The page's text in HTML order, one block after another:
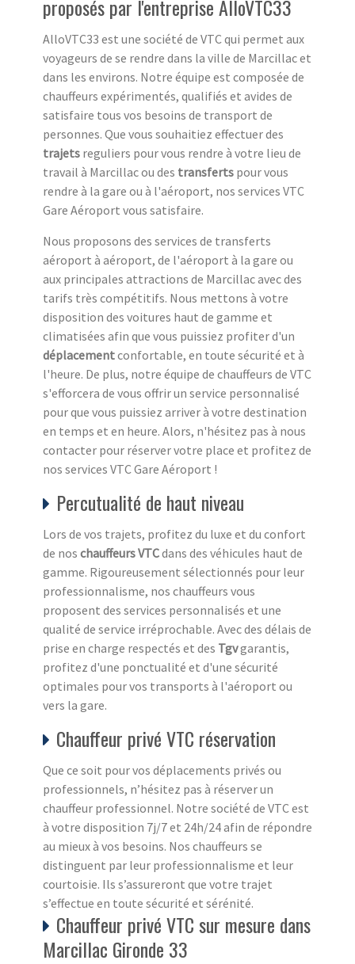
proposés par l'entreprise AlloVTC33
AlloVTC33 est une société de VTC qui permet aux
voyageurs de se rendre dans la ville de Marcillac et
dans les environs. Notre équipe est composée de
chauffeurs expérimentés, qualifiés et avides de
satisfaire tous vos besoins de transport de
personnes. Que vous souhaitiez effectuer des
trajets reguliers pour vous rendre à votre lieu de
travail à Marcillac ou des transferts pour vous
rendre à la gare ou à l'aéroport, nos services VTC
Gare Aéroport vous satisfaire.
Nous proposons des services de transferts
aéroport à aéroport, de l'aéroport à la gare ou
aux principales attractions de Marcillac avec des
tarifs très compétitifs. Nous mettons à votre
disposition des voitures haut de gamme et
climatisées afin que vous puissiez profiter d'un
déplacementconfortable, en toute sécurité et à
l'heure. De plus, notre équipe de chauffeurs de VTC
s'efforcera de vous offrir un service personnalisé
pour que vous puissiez arriver à votre destination
en temps et en heure. Alors, n'hésitez pas à nous
contacter pour réserver votre place et profitez de
nos services VTC Gare Aéroport !
Percutualité de haut niveau
Lors de vos trajets, profitez du luxe et du confort
de nos chauffeurs VTCdans des véhicules haut de
gamme. Rigoureusement sélectionnés pour leur
professionnalisme, nos chauffeurs vous
proposent des services personnalisés et une
qualité de service irréprochable. Avec des délais de
prise en charge respectés et des Tgvgarantis,
profitez d'une ponctualité et d'une sécurité
optimales pour vos transports à l'aéroport ou
vers la gare.
Chauffeur privé VTC réservation
Que ce soit pour vos déplacements privés ou
professionnels, n’hésitez pas à réserver un
chauffeur professionnel. Notre société de VTC est
à votre disposition 7j/7 et 24h/24 afin de répondre
au mieux à vos besoins. Nos chauffeurs se
distinguent par leur professionnalisme et leur
courtoisie. Ils s’assureront que votre trajet
s’effectue en toute sécurité et sérénité.
Chauffeur privé VTC sur mesure dans
Marcillac Gironde 33